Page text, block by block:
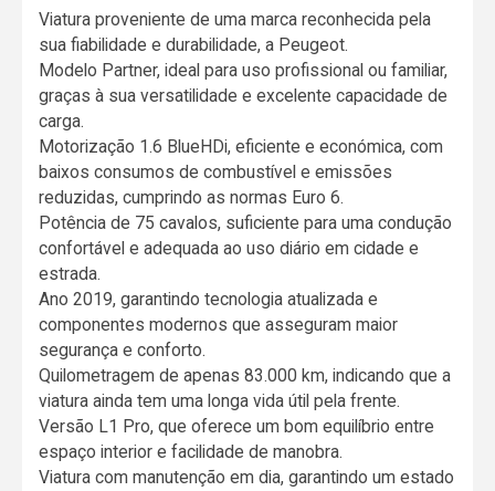
Viatura proveniente de uma marca reconhecida pela
sua fiabilidade e durabilidade, a Peugeot.
Modelo Partner, ideal para uso profissional ou familiar,
graças à sua versatilidade e excelente capacidade de
carga.
Motorização 1.6 BlueHDi, eficiente e económica, com
baixos consumos de combustível e emissões
reduzidas, cumprindo as normas Euro 6.
Potência de 75 cavalos, suficiente para uma condução
confortável e adequada ao uso diário em cidade e
estrada.
Ano 2019, garantindo tecnologia atualizada e
componentes modernos que asseguram maior
segurança e conforto.
Quilometragem de apenas 83.000 km, indicando que a
viatura ainda tem uma longa vida útil pela frente.
Versão L1 Pro, que oferece um bom equilíbrio entre
espaço interior e facilidade de manobra.
Viatura com manutenção em dia, garantindo um estado